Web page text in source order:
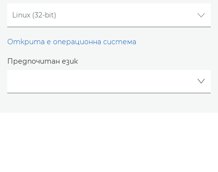
Открита е операционна система
Предпочитан език